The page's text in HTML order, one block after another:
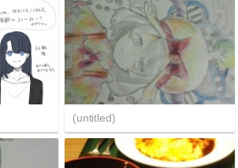
(untitled)